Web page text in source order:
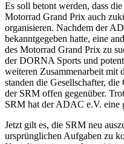
Es soll betont werden, dass
Motorrad Grand Prix auch
organisieren. Nachdem der
bekanntgegeben hatte, eine
des Motorrad Grand Prix zu
der DORNA Sports und
weiteren Zusammenarbeit mit
standen die Gesellschafter,
der SRM offen gegenüber.
SRM hat der ADAC e.V. eine
Jetzt gilt es, die SRM neu
ursprünglichen Aufgaben zu